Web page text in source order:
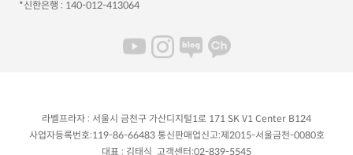
*신한은행 : 140-012-413064
라벨프라자 : 서울시 금천구 가산디지털1로 171 SK V1 Center B124
사업자등록번호:119-86-66483 통신판매업신고:제2015-서울금천-0080호
대표 : 김태식 고객센터:02-839-5545